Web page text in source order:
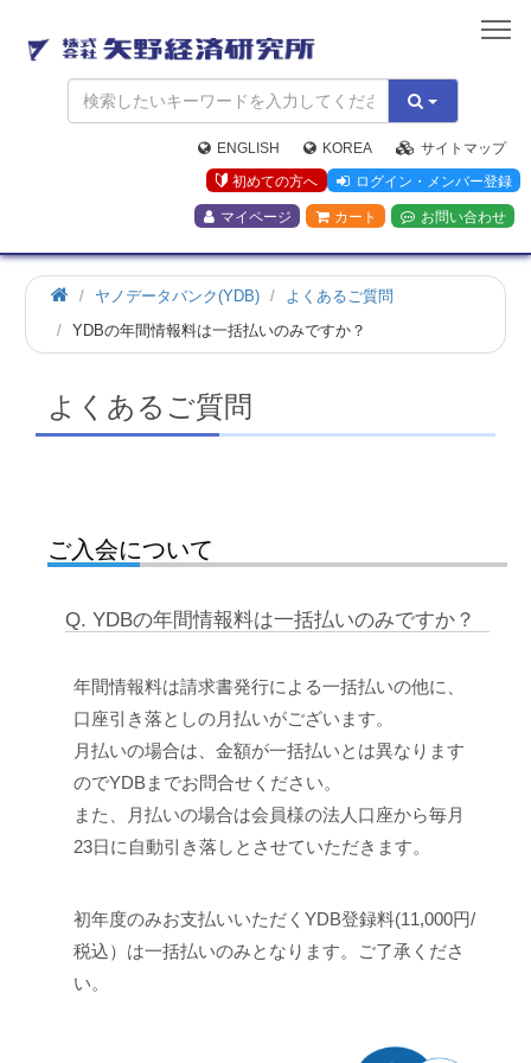
矢
野
経
済
研
究
所
ENGLISH KOREA
サイトマップ
初めての方へ
ログイン・メンバー登録
マイページ カート お問い合わせ
ホ
ー
ヤノデータバンク(YDB)
よくあるご質問
YDBの年間情報料は一括払いのみですか？
よくあるご質問
ご入会について
Q. YDBの年間情報料は一括払いのみですか？
年間情報料は請求書発行による一括払いの他に、
口座引き落としの月払いがございます。
月払いの場合は、金額が一括払いとは異なります
のでYDBまでお問合せください。
また、月払いの場合は会員様の法人口座から毎月
23日に自動引き落しとさせていただきます。
初年度のみお支払いいただくYDB登録料(11,000円/
税込）は一括払いのみとなります。ご了承くださ
い。